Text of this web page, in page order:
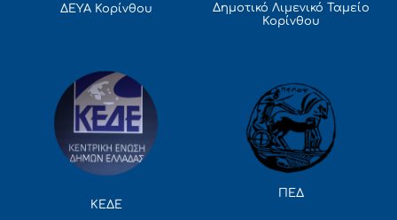
ΔΕΥΑ Κορίνθου
Δημοτικό Λιμενικό Ταμείο
Κορίνθου
ΚΕΔΕ
ΠΕΔ